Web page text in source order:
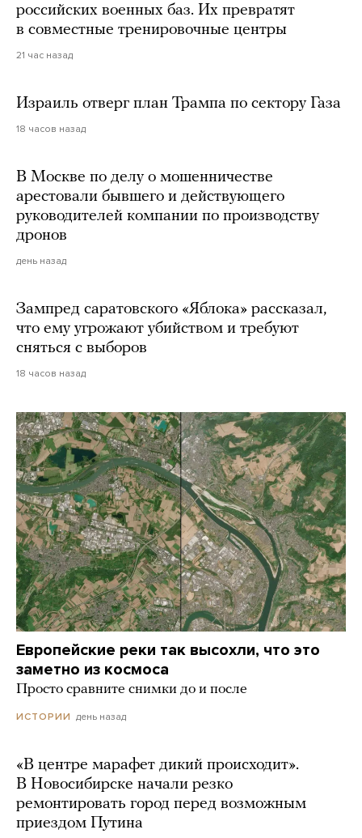
российских военных баз. Их превратят
в совместные тренировочные центры
21 час назад
Израиль отверг план Трампа по сектору Газа
18 часов назад
В Москве по делу о мошенничестве
арестовали бывшего и действующего
руководителей компании по производству
дронов
день назад
Зампред саратовского «Яблока» рассказал,
что ему угрожают убийством и требуют
сняться с выборов
18 часов назад
Европейские реки так высохли, что это
заметно из космоса
Просто сравните снимки до и после
ИСТОРИИ день назад
«В центре марафет дикий происходит».
В Новосибирске начали резко
ремонтировать город перед возможным
приездом Путина